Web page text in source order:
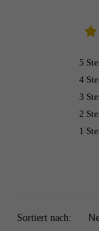
5
4
3
2
1
Sortiert nach: